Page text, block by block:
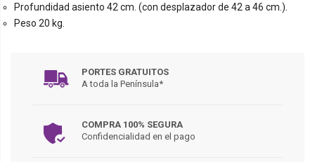
Profundidad asiento 42 cm. (con desplazador de 42 a 46 cm.).
Peso 20 kg.
PORTES GRATUITOS
A toda la Península*
COMPRA 100% SEGURA
Confidencialidad en el pago